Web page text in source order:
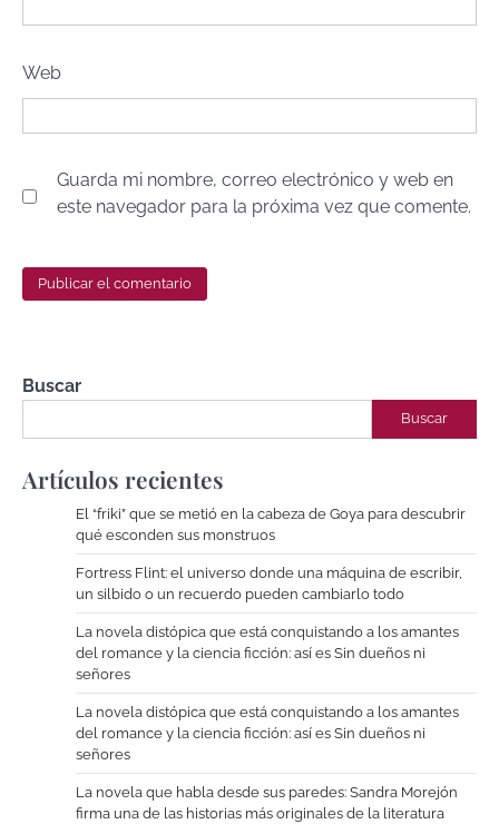
Web
Guarda mi nombre, correo electrónico y web en
este navegador para la próxima vez que comente.
Buscar
Buscar
Artículos recientes
El “friki” que se metió en la cabeza de Goya para descubrir
qué esconden sus monstruos
Fortress Flint: el universo donde una máquina de escribir,
un silbido o un recuerdo pueden cambiarlo todo
La novela distópica que está conquistando a los amantes
del romance y la ciencia ficción: así es Sin dueños ni
señores
La novela distópica que está conquistando a los amantes
del romance y la ciencia ficción: así es Sin dueños ni
señores
La novela que habla desde sus paredes: Sandra Morejón
firma una de las historias más originales de la literatura